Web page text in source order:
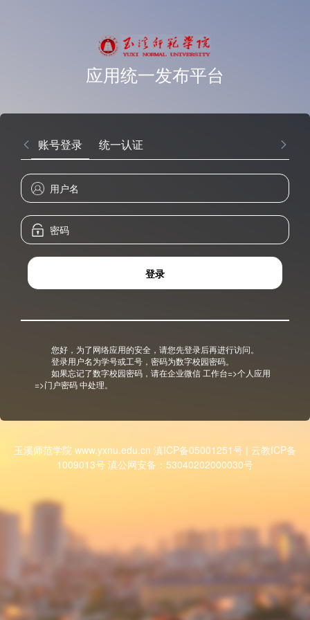
应用统一发布平台
账号登录 统一认证
登录
您好，为了网络应用的安全，请您先登录后再进行访问。
登录用户名为学号或工号，密码为数字校园密码。
如果忘记了数字校园密码，请在企业微信 工作台=>个人应用
=>门户密码 中处理。
玉溪师范学院 www.yxnu.edu.cn 滇ICP备05001251号 | 云教ICP备
1009013号 滇公网安备：53040202000030号